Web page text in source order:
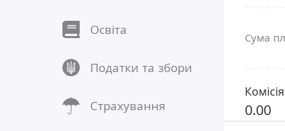
Освіта
Податки та збори
Страхування
Сума
0.00